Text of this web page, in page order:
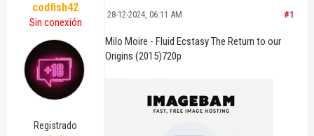
codfish42
Sin conexión
Registrado
#1
28-12-2024, 06:11 AM
Milo Moire - Fluid Ecstasy The Return to our
Origins (2015)720p